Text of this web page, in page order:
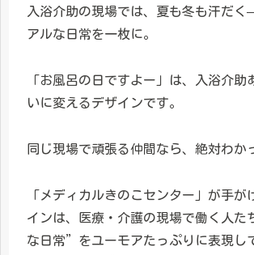
入浴介助の現場では、夏も冬も汗だ
アルな日常を一枚に。
「お風呂の日ですよー」は、入浴介助
いに変えるデザインです。
同じ現場で頑張る仲間なら、絶対わか
「メディカルきのこセンター」が手が
インは、医療・介護の現場で働く人
な日常”をユーモアたっぷりに表現し